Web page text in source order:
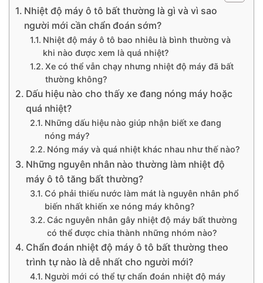
Nhiệt độ máy ô tô bất thường là gì và vì sao
người mới cần chẩn đoán sớm?
Nhiệt độ máy ô tô bao nhiêu là bình thường và
khi nào được xem là quá nhiệt?
Xe có thể vẫn chạy nhưng nhiệt độ máy đã bất
thường không?
Dấu hiệu nào cho thấy xe đang nóng máy hoặc
quá nhiệt?
Những dấu hiệu nào giúp nhận biết xe đang
nóng máy?
Nóng máy và quá nhiệt khác nhau như thế nào?
Những nguyên nhân nào thường làm nhiệt độ
máy ô tô tăng bất thường?
Có phải thiếu nước làm mát là nguyên nhân phổ
biến nhất khiến xe nóng máy không?
Các nguyên nhân gây nhiệt độ máy bất thường
có thể được chia thành những nhóm nào?
Chẩn đoán nhiệt độ máy ô tô bất thường theo
trình tự nào là dễ nhất cho người mới?
Người mới có thể tự chẩn đoán nhiệt độ máy